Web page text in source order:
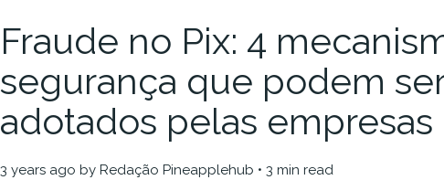
Fraude no Pix: 4
segurança que podem
adotados pelas empresas
3 years ago by Redação Pineapplehub • 3 min read